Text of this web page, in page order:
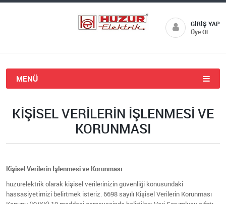
GIRIŞ YAP
Üye Ol
MENÜ
KIŞISEL VERILERIN İŞLENMESI VE
KORUNMASI
Kişisel Verilerin İşlenmesi ve Korunması
huzurelektrik olarak kişisel verilerinizin güvenliği konusundaki
hassasiyetimizi belirtmek isteriz. 6698 sayılı Kişisel Verilerin Korunması